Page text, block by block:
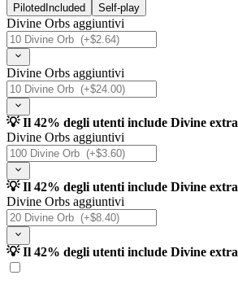
PilotedIncluded Self-play
Divine Orbs aggiuntivi
Divine Orbs aggiuntivi
💡 Il 42% degli utenti include Divine extra
Divine Orbs aggiuntivi
💡 Il 42% degli utenti include Divine extra
Divine Orbs aggiuntivi
💡 Il 42% degli utenti include Divine extra